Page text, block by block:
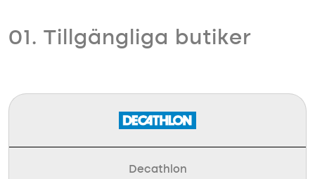
01. Tillgängliga butiker
Decathlon